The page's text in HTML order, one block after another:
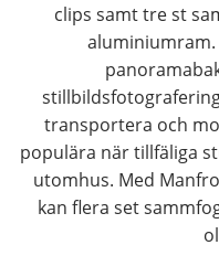
clips samt tre st
transportera och
populära när tillfäliga
utomhus. Med
kan flera set